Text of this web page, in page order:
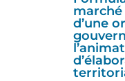
d’une